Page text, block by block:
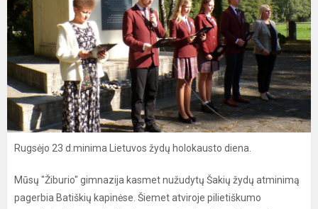
Rugsėjo 23 d.minima Lietuvos žydų holokausto diena.
Mūsų "Žiburio" gimnazija kasmet nužudytų Šakių žydų atminimą
pagerbia Batiškių kapinėse. Šiemet atviroje pilietiškumo